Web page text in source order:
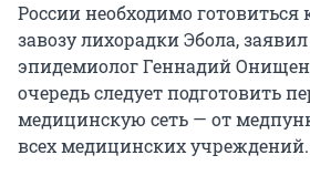
России необходимо
завозу лихорадки Эбола,
эпидемиолог Геннадий
очередь следует подготовить
медицинскую сеть — от
всех медицинских учреждений.